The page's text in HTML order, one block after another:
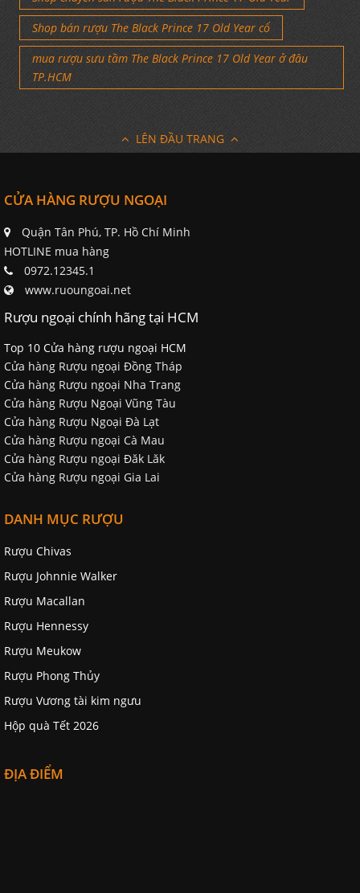
Shop bán rượu The Black Prince 17 Old Year cổ
mua rượu sưu tầm The Black Prince 17 Old Year ở đâu
TP.HCM
LÊN ĐẦU TRANG
CỬA HÀNG RƯỢU NGOẠI
Quận Tân Phú, TP. Hồ Chí Minh
HOTLINE mua hàng
0972.12345.1
www.ruoungoai.net
Rượu ngoại chính hãng tại HCM
Top 10 Cửa hàng rượu ngoại HCM
Cửa hàng Rượu ngoại Đồng Tháp
Cửa hàng Rượu ngoại Nha Trang
Cửa hàng Rượu Ngoại Vũng Tàu
Cửa hàng Rượu Ngoại Đà Lạt
Cửa hàng Rượu ngoại Cà Mau
Cửa hàng Rượu ngoại Đăk Lăk
Cửa hàng Rượu ngoại Gia Lai
DANH MỤC RƯỢU
Rượu Chivas
Rượu Johnnie Walker
Rượu Macallan
Rượu Hennessy
Rượu Meukow
Rượu Phong Thủy
Rượu Vương tài kim ngưu
Hộp quà Tết 2026
ĐỊA ĐIỂM